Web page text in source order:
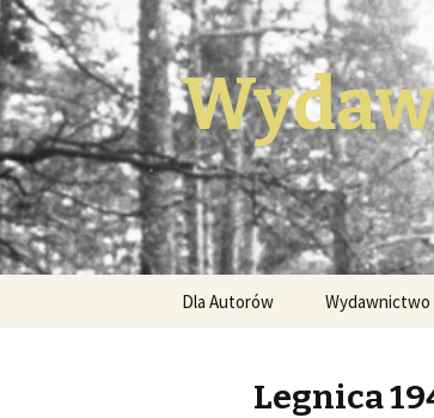
Dla Autorów Wydawnictwo
Legnica